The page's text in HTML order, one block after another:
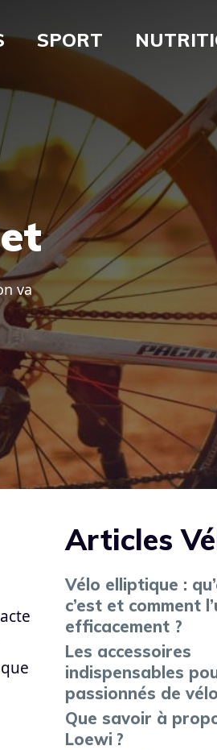
SPORT
va
Articles
Vélo elliptique :
c’est et comment
efficacement ?
Les accessoires
indispensables
passionnés de vélo
Que savoir à
Loewi ?